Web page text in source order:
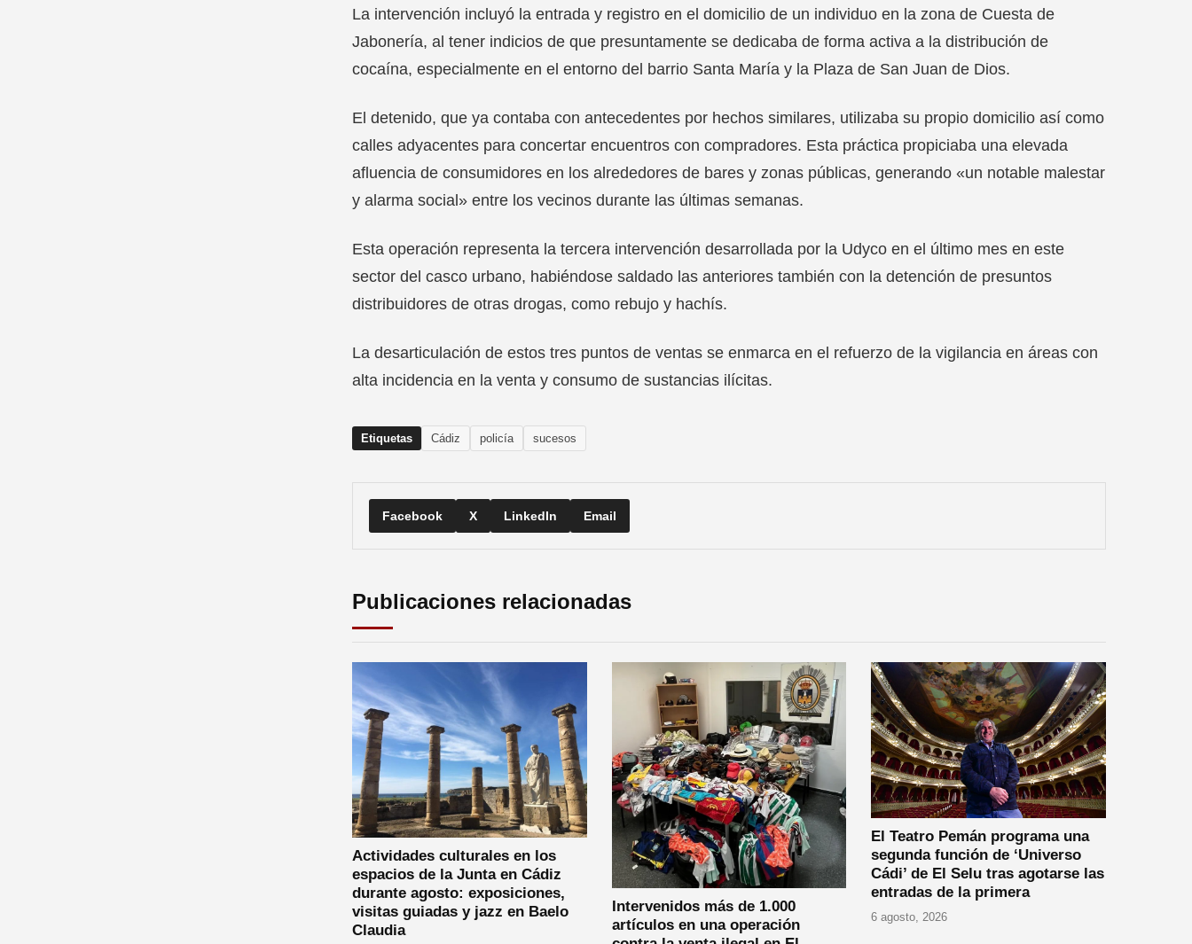
La intervención incluyó la entrada y registro en el domicilio de un individuo en la zona de Cuesta de
Jabonería, al tener indicios de que presuntamente se dedicaba de forma activa a la distribución de
cocaína, especialmente en el entorno del barrio Santa María y la Plaza de San Juan de Dios.
El detenido, que ya contaba con antecedentes por hechos similares, utilizaba su propio domicilio así como
calles adyacentes para concertar encuentros con compradores. Esta práctica propiciaba una elevada
afluencia de consumidores en los alrededores de bares y zonas públicas, generando «un notable malestar
y alarma social» entre los vecinos durante las últimas semanas.
Esta operación representa la tercera intervención desarrollada por la Udyco en el último mes en este
sector del casco urbano, habiéndose saldado las anteriores también con la detención de presuntos
distribuidores de otras drogas, como rebujo y hachís.
La desarticulación de estos tres puntos de ventas se enmarca en el refuerzo de la vigilancia en áreas con
alta incidencia en la venta y consumo de sustancias ilícitas.
Etiquetas Cádiz policía sucesos
Facebook X LinkedIn Email
Publicaciones relacionadas
Actividades culturales en los
espacios de la Junta en Cádiz
durante agosto: exposiciones,
visitas guiadas y jazz en Baelo
Claudia
Intervenidos más de 1.000
artículos en una operación
El Teatro Pemán programa una
segunda función de ‘Universo
Cádi’ de El Selu tras agotarse las
entradas de la primera
6 agosto, 2026